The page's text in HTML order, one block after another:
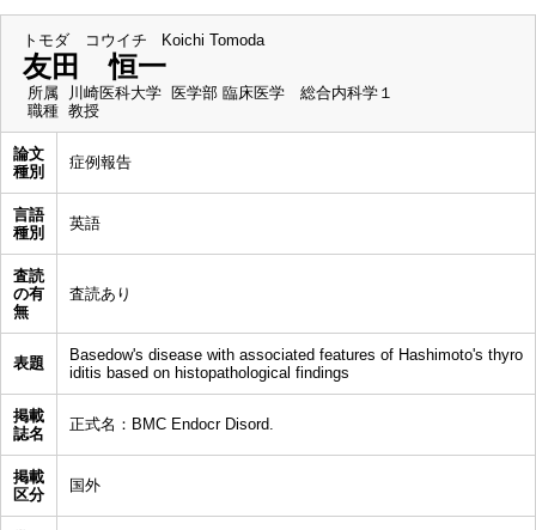
トモダ コウイチ Koichi Tomoda
友田 恒一
所属
川崎医科大学 医学部 臨床医学 総合内科学１
職種 教授
論文
種別
症例報告
言語
種別
英語
査読
の有
無
査読あり
表題
Basedow's disease with associated features of Hashimoto's thyro
iditis based on histopathological findings
掲載
誌名
正式名：BMC Endocr Disord.
掲載
区分
国外